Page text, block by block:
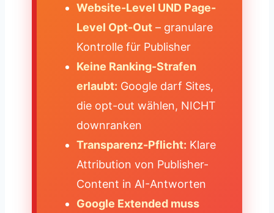
Website-Level UND Page-
Level Opt-Out – granulare
Kontrolle für Publisher
Keine Ranking-Strafen
erlaubt: Google darf Sites,
die opt-out wählen, NICHT
downranken
Transparenz-Pflicht: Klare
Attribution von Publisher-
Content in AI-Antworten
Google Extended muss